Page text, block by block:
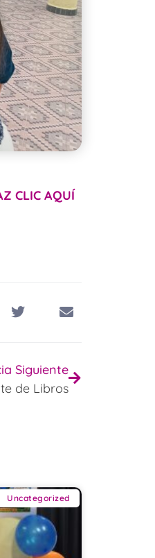
CLIC AQUÍ
Siguiente
de Libros
Uncategorized